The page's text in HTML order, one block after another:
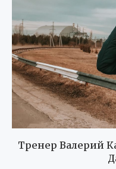
Тренер Валерий